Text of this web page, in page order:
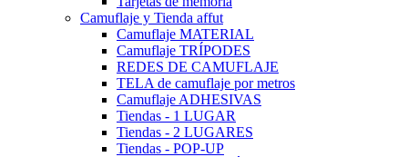
Camuflaje y Tienda affut
Camuflaje MATERIAL
Camuflaje TRÍPODES
REDES DE CAMUFLAJE
TELA de camuflaje por metros
Camuflaje ADHESIVAS
Tiendas - 1 LUGAR
Tiendas - 2 LUGARES
Tiendas - POP-UP